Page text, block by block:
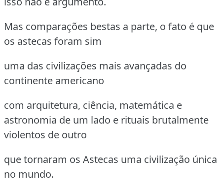
Mas comparações bestas a parte, o fato é que
os astecas foram sim
uma das civilizações mais avançadas do
continente americano
com arquitetura, ciência, matemática e
astronomia de um lado e rituais brutalmente
violentos de outro
que tornaram os Astecas uma civilização única
no mundo.